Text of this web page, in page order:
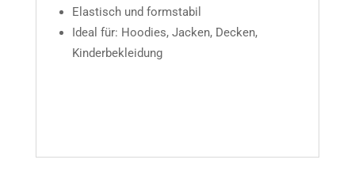
Elastisch und formstabil
Ideal für: Hoodies, Jacken, Decken,
Kinderbekleidung